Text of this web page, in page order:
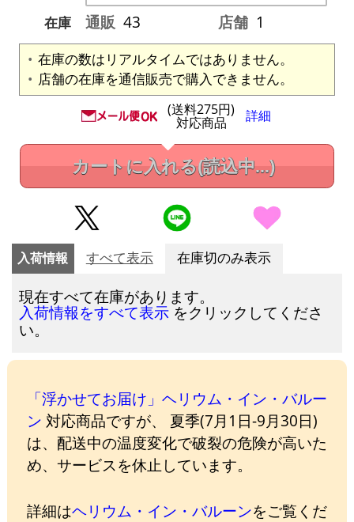
在庫
通販 43 店舗 1
在庫の数はリアルタイムではありません。
店舗の在庫を通信販売で購入できません。
(送料275円)
対応商品 詳細
カートに入れる(読込中...)
入荷情報 すべて表示 在庫切のみ表示
現在すべて在庫があります。
入荷情報をすべて表示 をクリックしてくださ
い。
「浮かせてお届け」ヘリウム・イン・バルー
ン 対応商品ですが、 夏季(7月1日-9月30日)
は、配送中の温度変化で破裂の危険が高いた
め、サービスを休止しています。
詳細はヘリウム・イン・バルーンをご覧くだ